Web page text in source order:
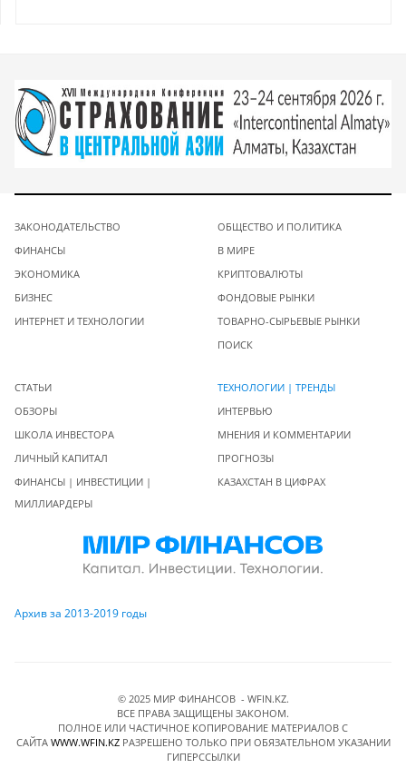
ЗАКОНОДАТЕЛЬСТВО
ФИНАНСЫ
ЭКОНОМИКА
БИЗНЕС
ИНТЕРНЕТ И ТЕХНОЛОГИИ
ОБЩЕСТВО И ПОЛИТИКА
В МИРЕ
КРИПТОВАЛЮТЫ
ФОНДОВЫЕ РЫНКИ
ТОВАРНО-СЫРЬЕВЫЕ РЫНКИ
ПОИСК
СТАТЬИ
ОБЗОРЫ
ШКОЛА ИНВЕСТОРА
ЛИЧНЫЙ КАПИТАЛ
ФИНАНСЫ | ИНВЕСТИЦИИ |
МИЛЛИАРДЕРЫ
ТЕХНОЛОГИИ | ТРЕНДЫ
ИНТЕРВЬЮ
МНЕНИЯ И КОММЕНТАРИИ
ПРОГНОЗЫ
КАЗАХСТАН В ЦИФРАХ
Архив за 2013-2019 годы
© 2025 МИР ФИНАНСОВ - WFIN.KZ.
ВСЕ ПРАВА ЗАЩИЩЕНЫ ЗАКОНОМ.
ПОЛНОЕ ИЛИ ЧАСТИЧНОЕ КОПИРОВАНИЕ МАТЕРИАЛОВ C
САЙТА WWW.WFIN.KZРАЗРЕШЕНО ТОЛЬКО ПРИ ОБЯЗАТЕЛЬНОМ УКАЗАНИИ
ГИПЕРССЫЛКИ